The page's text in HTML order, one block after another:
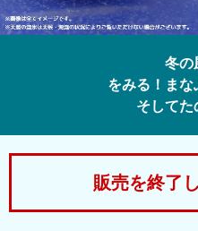
冬の
をみる！まな
そしてた
販売を終了